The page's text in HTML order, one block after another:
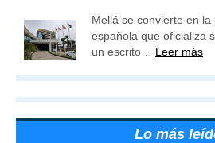
Meliá se convierte en
española que oficializa
un escrito… Leer más
Lo más